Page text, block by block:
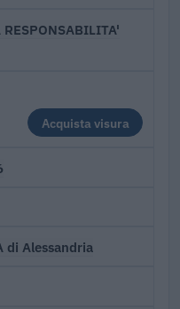
RESPONSABILITA'
Acquista visura
di Alessandria